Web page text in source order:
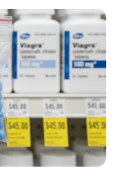
ตาปี 2568 ราศีใด มี
วิต ลืมตาอ้าปากได้